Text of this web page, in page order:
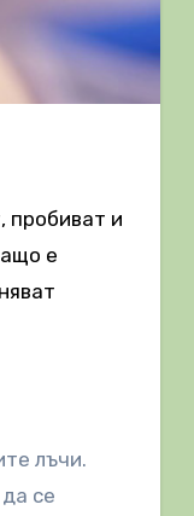
пробиват и
е
лъчи.
се